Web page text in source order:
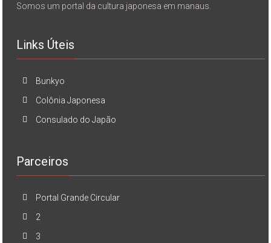
Somos um portal da cultura japonesa em manaus.
Links Úteis
Bunkyo
Colônia Japonesa
Consulado do Japão
Parceiros
Portal Grande Circular
2
3